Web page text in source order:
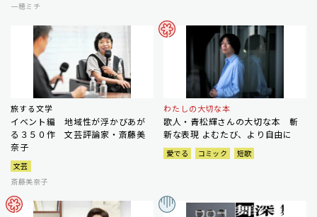
一穂ミチ
旅する文学
イベント編 地域性が浮かびあが
る３５０作 文芸評論家・斎藤美
奈子
文芸
斎藤美奈子
わたしの大切な本
歌人・青松輝さんの大切な本 斬
新な表現 よむたび、より自由に
愛でる コミック 短歌